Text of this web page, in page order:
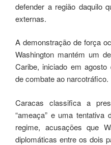
defender a região daquilo
externas.
A demonstração de força
Washington mantém um
Caribe, iniciado em
de combate ao narcotráfico.
Caracas classifica a
“ameaça” e uma
regime, acusações que
diplomáticas entre os dois